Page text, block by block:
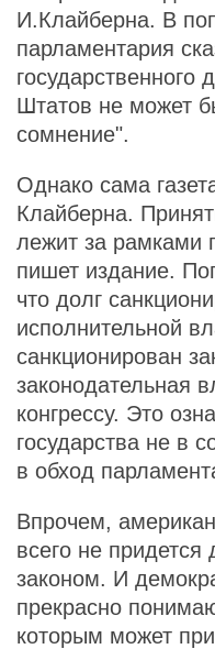
И.Клайберна. В
парламентария
государственного
Штатов не может
сомнение".
Однако сама
Клайберна.
лежит за
пишет издание.
что долг
исполнительной
санкционирован
законодательная
конгрессу. Это
государства не в
в обход
Впрочем,
всего не придется
законом. И
прекрасно
которым может